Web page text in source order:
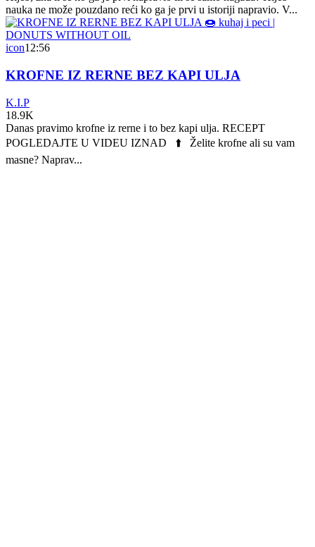
nauka ne može pouzdano reći ko ga je prvi u istoriji napravio. V...
icon12:56
KROFNE IZ RERNE BEZ KAPI ULJA
K.I.P
18.9K
Danas pravimo krofne iz rerne i to bez kapi ulja. RECEPT
POGLEDAJTE U VIDEU IZNAD ⬆️ Želite krofne ali su vam
masne? Naprav...